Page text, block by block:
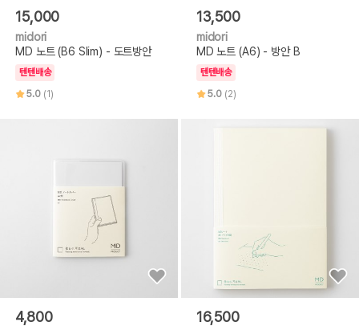
15,000
midori
MD 노트 (B6 Slim) - 도트방안
텐텐배송
5.0 (1)
13,500
midori
MD 노트 (A6) - 방안 B
텐텐배송
5.0 (2)
4,800 16,500